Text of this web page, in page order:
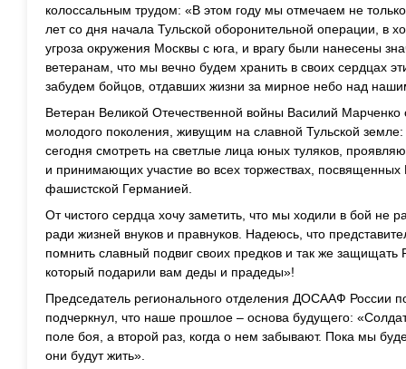
колоссальным трудом: «В этом году мы отмечаем не
лет со дня начала Тульской оборонительной операции, в
угроза окружения Москвы с юга, и врагу были нанесены
ветеранам, что мы вечно будем хранить в своих сердцах
забудем бойцов, отдавших жизни за мирное небо над
Ветеран Великой Отечественной войны Василий Марченко
молодого поколения, живущим на славной Тульской
сегодня смотреть на светлые лица юных туляков,
и принимающих участие во всех торжествах,
фашистской Германией.
От чистого сердца хочу заметить, что мы ходили в бой не
ради жизней внуков и правнуков. Надеюсь, что
помнить славный подвиг своих предков и так же защищать
который подарили вам деды и прадеды»!
Председатель регионального отделения ДОСААФ России
подчеркнул, что наше прошлое – основа будущего:
поле боя, а второй раз, когда о нем забывают. Пока мы
они будут жить».